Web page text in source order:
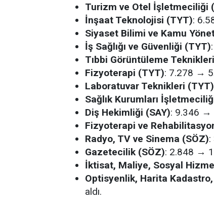
Turizm ve Otel İşletmeciliği
İnşaat Teknolojisi (TYT):
Siyaset Bilimi ve Kamu
İş Sağlığı ve Güvenliği (TYT)
Tıbbi Görüntüleme
Fizyoterapi (TYT): 7.278 →
Laboratuvar Teknikleri (TYT)
Sağlık Kurumları
Diş Hekimliği (SAY): 9.346 →
Fizyoterapi ve
Radyo, TV ve Sinema (SÖZ)
Gazetecilik (SÖZ): 2.848 →
İktisat, Maliye, Sosyal
Optisyenlik, Harita
aldı.